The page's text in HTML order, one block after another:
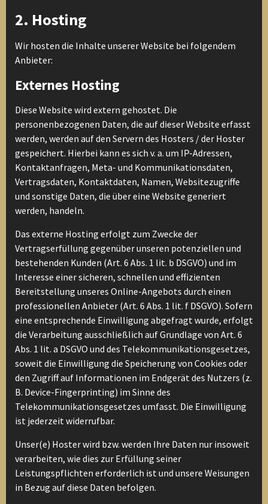
2. Hosting
Wir hosten die Inhalte unserer Website bei folgendem
Anbieter:
Externes Hosting
Diese Website wird extern gehostet. Die
personenbezogenen Daten, die auf dieser Website erfasst
werden, werden auf den Servern des Hosters / der Hoster
gespeichert. Hierbei kann es sich v. a. um IP-Adressen,
Kontaktanfragen, Meta- und Kommunikationsdaten,
Vertragsdaten, Kontaktdaten, Namen, Websitezugriffe
und sonstige Daten, die über eine Website generiert
werden, handeln.
Das externe Hosting erfolgt zum Zwecke der
Vertragserfüllung gegenüber unseren potenziellen und
bestehenden Kunden (Art. 6 Abs. 1 lit. b DSGVO) und im
Interesse einer sicheren, schnellen und effizienten
Bereitstellung unseres Online-Angebots durch einen
professionellen Anbieter (Art. 6 Abs. 1 lit. f DSGVO). Sofern
eine entsprechende Einwilligung abgefragt wurde, erfolgt
die Verarbeitung ausschließlich auf Grundlage von Art. 6
Abs. 1 lit. a DSGVO und des Telekommunikationsgesetzes,
soweit die Einwilligung die Speicherung von Cookies oder
den Zugriff auf Informationen im Endgerät des Nutzers (z.
B. Device-Fingerprinting) im Sinne des
Telekommunikationsgesetzes umfasst. Die Einwilligung
ist jederzeit widerrufbar.
Unser(e) Hoster wird bzw. werden Ihre Daten nur insoweit
verarbeiten, wie dies zur Erfüllung seiner
Leistungspflichten erforderlich ist und unsere Weisungen
in Bezug auf diese Daten befolgen.